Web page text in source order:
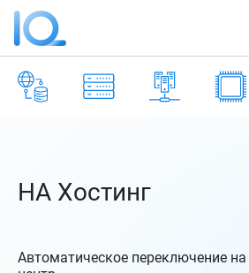
HA Хостинг
Автоматическое переключение